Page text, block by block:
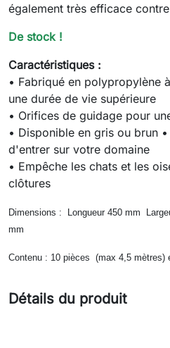
également très efficace
De stock !
Caractéristiques :
• Fabriqué en polypropylène
une durée de vie supérieure
• Orifices de guidage pour
• Disponible en gris ou brun
d'entrer sur votre domaine
• Empêche les chats et les
clôtures
Dimensions : Longueur 450 mm
mm
Contenu : 10 pièces (max 4,5 mètres)
Détails du produit